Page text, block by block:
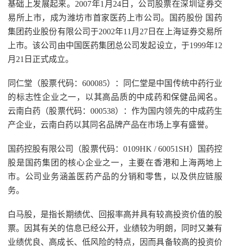
基础上发展起来。2007年1月24日，公司股票在深圳证券交
易所上市，成为潍坊市首家医药上市公司。国药股份 国药
集团药业股份有限公司于2002年11月27日在上海证券交易所
上市。该公司由中国医药集团总公司发起设立，于1999年12
月21日正式成立。
同仁堂（股票代码：600085）：同仁堂是中国传统中药行业
的标志性企业之一，以其高品质的中成药和保健品闻名。
云南白药（股票代码：000538）：作为国内领先的中成药生
产企业，云南白药以其同名品牌产品在市场上享有盛誉。
国药控股有限公司（股票代码：0109HK / 60051SH）国药控
股是国药集团的核心企业之一，主要在香港和上海两地上
市。公司业务涵盖医药产品的分销和零售，以及供应链服
务。
白马股，是指长期绩优、回报率高并具有较高投资价值的股
票。因其有关的信息已经公开，业绩较为明朗，同时又兼有
业绩优良、高成长、低风险的特点，因而具备较高的投资价